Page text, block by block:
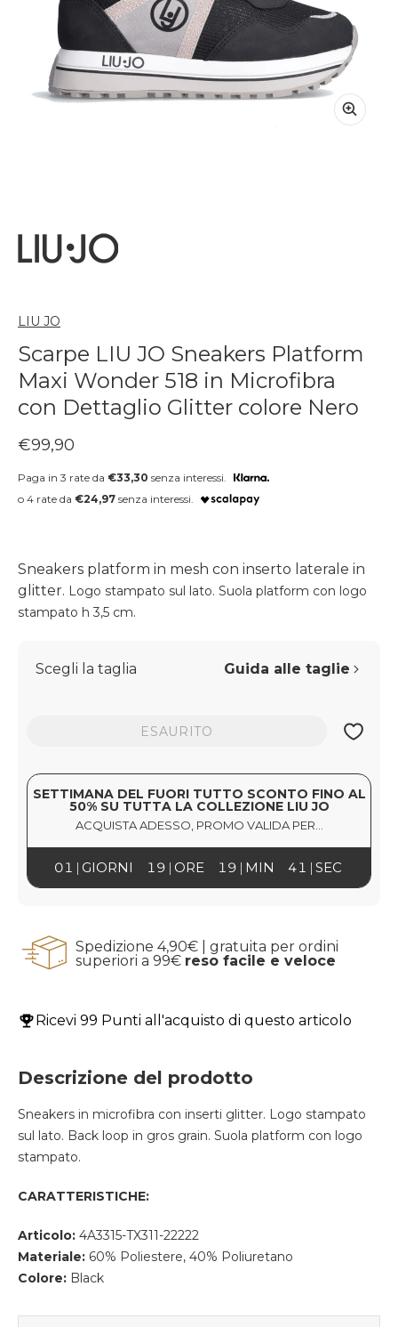
LIU JO
Scarpe LIU JO Sneakers Platform
Maxi Wonder 518 in Microfibra
con Dettaglio Glitter colore Nero
Prezzo regolare
€99,90
Paga in 3 rate da €33,30 senza interessi.
o 4 rate da €24,97 senza interessi.
Sneakers platform in mesh con inserto laterale in
glitter. Logo stampato sul lato. Suola platform con logo
stampato h 3,5 cm.
Scegli la taglia Guida alle taglie
ESAURITO
SETTIMANA DEL FUORI TUTTO SCONTO FINO AL
50% SU TUTTA LA COLLEZIONE LIU JO
ACQUISTA ADESSO, PROMO VALIDA PER...
01 19 19 41
GIORNI ORE MIN SEC
Spedizione 4,90€ | gratuita per ordini
superiori a 99€ reso facile e veloce
Ricevi 99 Punti all'acquisto di questo articolo
Descrizione del prodotto
Sneakers in microfibra con inserti glitter. Logo stampato
sul lato. Back loop in gros grain. Suola platform con logo
stampato.
CARATTERISTICHE:
Articolo: 4A3315-TX311-22222
Materiale: 60% Poliestere, 40% Poliuretano
Colore: Black